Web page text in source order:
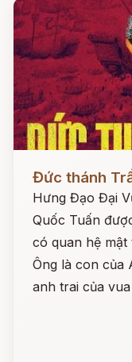
Đức thánh
Hưng Đạo Đại
Quốc Tuấn
có quan hệ
Ông là con của
anh trai của